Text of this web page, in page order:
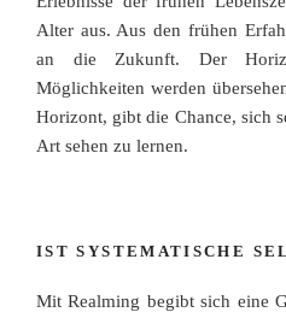
Alter aus. Aus den frühen
an die Zukunft. Der
Möglichkeiten werden
Horizont, gibt die Chance, sich
Art sehen zu lernen.
IST SYSTEMATISCHE
Mit Realming begibt sich eine